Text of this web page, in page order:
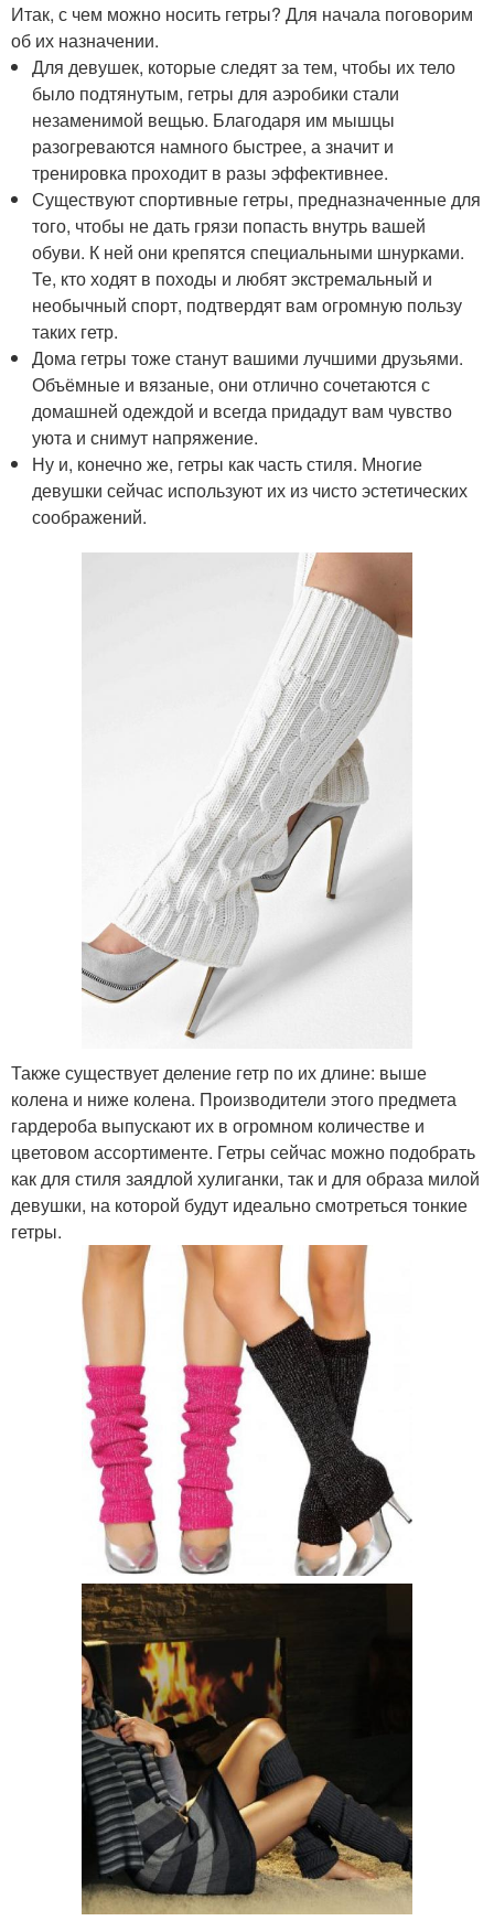
Итак, с чем можно носить гетры? Для начала поговорим
об их назначении.
Для девушек, которые следят за тем, чтобы их тело
было подтянутым, гетры для аэробики стали
незаменимой вещью. Благодаря им мышцы
разогреваются намного быстрее, а значит и
тренировка проходит в разы эффективнее.
Существуют спортивные гетры, предназначенные для
того, чтобы не дать грязи попасть внутрь вашей
обуви. К ней они крепятся специальными шнурками.
Те, кто ходят в походы и любят экстремальный и
необычный спорт, подтвердят вам огромную пользу
таких гетр.
Дома гетры тоже станут вашими лучшими друзьями.
Объёмные и вязаные, они отлично сочетаются с
домашней одеждой и всегда придадут вам чувство
уюта и снимут напряжение.
Ну и, конечно же, гетры как часть стиля. Многие
девушки сейчас используют их из чисто эстетических
соображений.
Также существует деление гетр по их длине: выше
колена и ниже колена. Производители этого предмета
гардероба выпускают их в огромном количестве и
цветовом ассортименте. Гетры сейчас можно подобрать
как для стиля заядлой хулиганки, так и для образа милой
девушки, на которой будут идеально смотреться тонкие
гетры.